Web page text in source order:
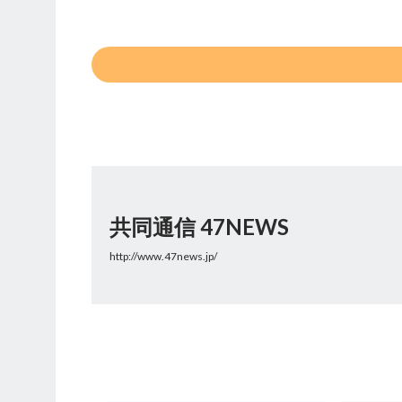
共同通信 47NEWS
http://www.47news.jp/